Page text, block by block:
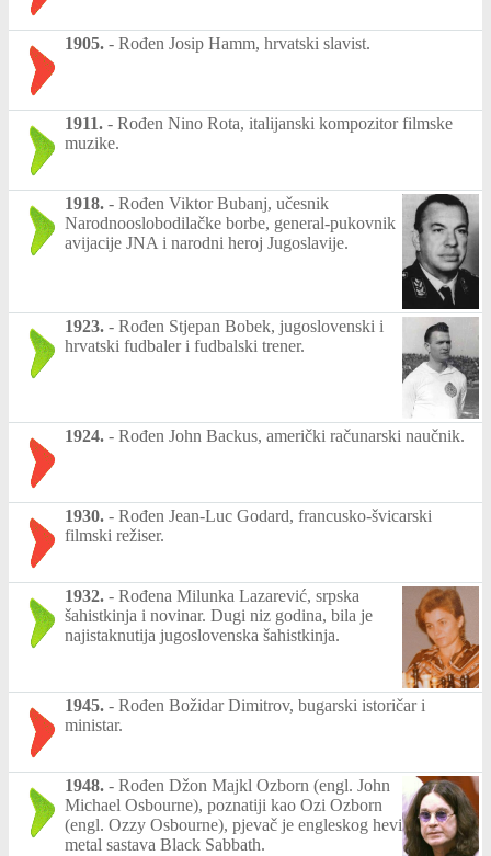
1905. - Rođen Josip Hamm, hrvatski slavist.
1911. - Rođen Nino Rota, italijanski kompozitor filmske
muzike.
1918. - Rođen Viktor Bubanj, učesnik
Narodnooslobodilačke borbe, general-pukovnik
avijacije JNA i narodni heroj Jugoslavije.
1923. - Rođen Stjepan Bobek, jugoslovenski i
hrvatski fudbaler i fudbalski trener.
1924. - Rođen John Backus, američki računarski naučnik.
1930. - Rođen Jean-Luc Godard, francusko-švicarski
filmski režiser.
1932. - Rođena Milunka Lazarević, srpska
šahistkinja i novinar. Dugi niz godina, bila je
najistaknutija jugoslovenska šahistkinja.
1945. - Rođen Božidar Dimitrov, bugarski istoričar i
ministar.
1948. - Rođen Džon Majkl Ozborn (engl. John
Michael Osbourne), poznatiji kao Ozi Ozborn
(engl. Ozzy Osbourne), pjevač je engleskog hevi
metal sastava Black Sabbath.